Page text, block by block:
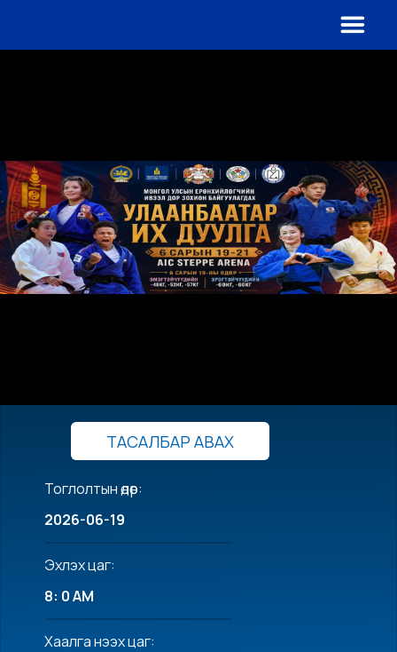
ТАСАЛБАР АВАХ
Тоглолтын өдөр:
2026-06-19
Эхлэх цаг:
8: 0 AM
Хаалга нээх цаг: